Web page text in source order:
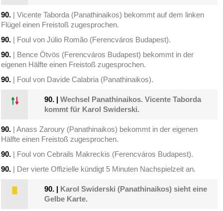
90. | Vicente Taborda (Panathinaikos) bekommt auf dem linken
Flügel einen Freistoß zugesprochen.
90. | Foul von Júlio Romão (Ferencváros Budapest).
90. | Bence Ötvös (Ferencváros Budapest) bekommt in der
eigenen Hälfte einen Freistoß zugesprochen.
90. | Foul von Davide Calabria (Panathinaikos).
90. |Wechsel Panathinaikos. Vicente Taborda
kommt für Karol Swiderski.
90. | Anass Zaroury (Panathinaikos) bekommt in der eigenen
Hälfte einen Freistoß zugesprochen.
90. | Foul von Cebrails Makreckis (Ferencváros Budapest).
90. | Der vierte Offizielle kündigt 5 Minuten Nachspielzeit an.
90. | Karol Swiderski (Panathinaikos) sieht eine
Gelbe Karte.